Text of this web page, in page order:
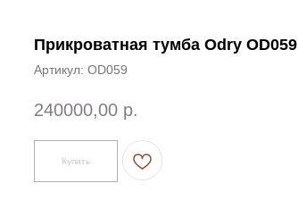
Прикроватная тумба Odry OD059
Артикул: OD059
240000,00 р.
Купить